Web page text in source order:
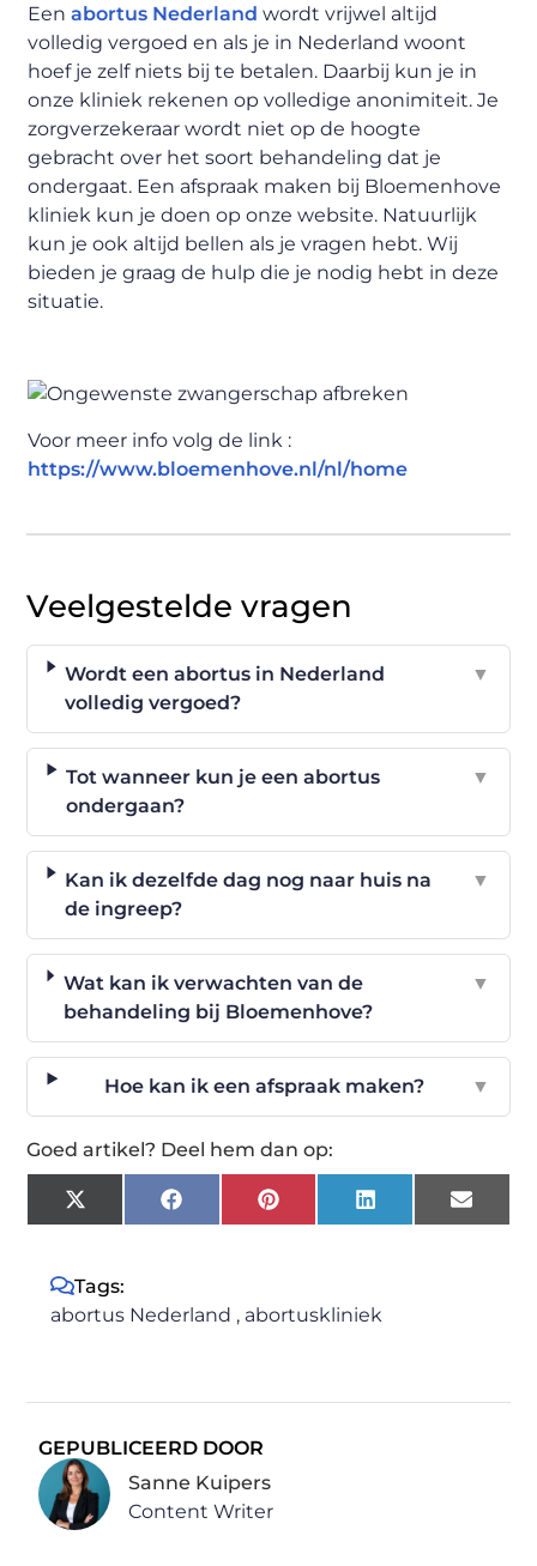
Eenabortus Nederland wordt vrijwel altijd
volledig vergoed en als je in Nederland woont
hoef je zelf niets bij te betalen. Daarbij kun je in
onze kliniek rekenen op volledige anonimiteit. Je
zorgverzekeraar wordt niet op de hoogte
gebracht over het soort behandeling dat je
ondergaat. Een afspraak maken bij Bloemenhove
kliniek kun je doen op onze website. Natuurlijk
kun je ook altijd bellen als je vragen hebt. Wij
bieden je graag de hulp die je nodig hebt in deze
situatie.
Voor meer info volg de link :
https://www.bloemenhove.nl/nl/home
Veelgestelde vragen
Wordt een abortus in Nederland
volledig vergoed?
▼
Tot wanneer kun je een abortus
ondergaan?
▼
Kan ik dezelfde dag nog naar huis na
de ingreep?
▼
Wat kan ik verwachten van de
behandeling bij Bloemenhove?
▼
Hoe kan ik een afspraak maken? ▼
Goed artikel? Deel hem dan op:
X
(Twitter)
FacebookPinterestLinkedIn Email
Tags:
abortus Nederland , abortuskliniek
GEPUBLICEERD DOOR
Sanne Kuipers
Content Writer